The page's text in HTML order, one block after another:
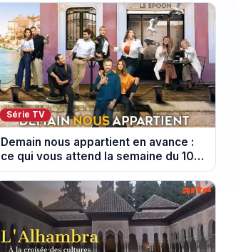
Série TV
Demain nous appartient en avance :
ce qui vous attend la semaine du 10
au 14 août 2026 (spoiler)